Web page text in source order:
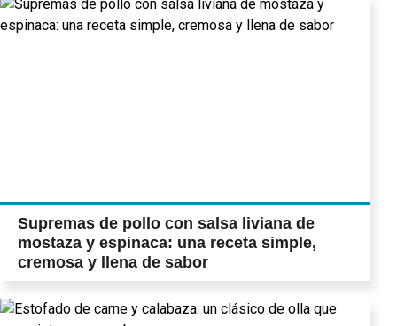
Supremas de pollo con salsa liviana de
mostaza y espinaca: una receta simple,
cremosa y llena de sabor